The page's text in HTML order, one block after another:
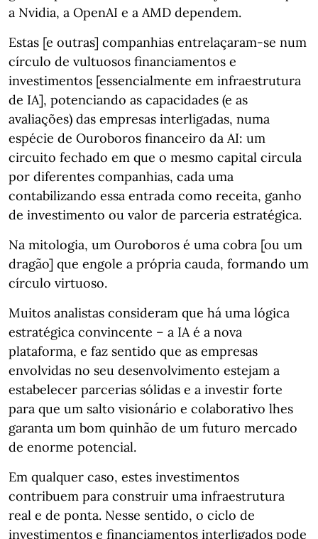
a Nvidia, a OpenAI e a AMD dependem.
Estas [e outras] companhias entrelaçaram-se num
círculo de vultuosos financiamentos e
investimentos [essencialmente em infraestrutura
de IA], potenciando as capacidades (e as
avaliações) das empresas interligadas, numa
espécie de Ouroboros financeiro da AI: um
circuito fechado em que o mesmo capital circula
por diferentes companhias, cada uma
contabilizando essa entrada como receita, ganho
de investimento ou valor de parceria estratégica.
Na mitologia, um Ouroboros é uma cobra [ou um
dragão] que engole a própria cauda, formando um
círculo virtuoso.
Muitos analistas consideram que há uma lógica
estratégica convincente – a IA é a nova
plataforma, e faz sentido que as empresas
envolvidas no seu desenvolvimento estejam a
estabelecer parcerias sólidas e a investir forte
para que um salto visionário e colaborativo lhes
garanta um bom quinhão de um futuro mercado
de enorme potencial.
Em qualquer caso, estes investimentos
contribuem para construir uma infraestrutura
real e de ponta. Nesse sentido, o ciclo de
investimentos e financiamentos interligados pode